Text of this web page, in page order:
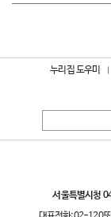
누리집 도우미
서울특별시청